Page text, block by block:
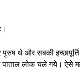
पुरुष थे और सबकी
पाताल लोक चले गये। ऐसे